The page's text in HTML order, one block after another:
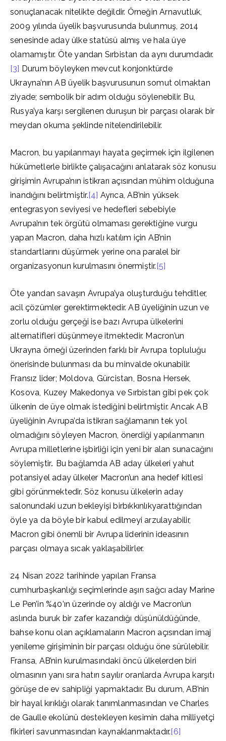
sonuçlanacak nitelikte değildir. Örneğin Arnavutluk,
2009 yılında üyelik başvurusunda bulunmuş, 2014
senesinde aday ülke statüsü almış ve hala üye
olamamıştır. Öte yandan Sırbistan da aynı durumdadır.
[3] Durum böyleyken mevcut konjonktürde
Ukrayna’nın AB üyelik başvurusunun somut olmaktan
ziyade; sembolik bir adım olduğu söylenebilir. Bu,
Rusya’ya karşı sergilenen duruşun bir parçası olarak bir
meydan okuma şeklinde nitelendirilebilir.
Macron, bu yapılanmayı hayata geçirmek için ilgilenen
hükümetlerle birlikte çalışacağını anlatarak söz konusu
girişimin Avrupa’nın istikrarı açısından mühim olduğuna
inandığını belirtmiştir.[4] Ayrıca, AB’nin yüksek
entegrasyon seviyesi ve hedefleri sebebiyle
Avrupa’nın tek örgütü olmaması gerektiğine vurgu
yapan Macron, daha hızlı katılım için AB’nin
standartlarını düşürmek yerine ona paralel bir
organizasyonun kurulmasını önermiştir.[5]
Öte yandan savaşın Avrupa’ya oluşturduğu tehditler,
acil çözümler gerektirmektedir. AB üyeliğinin uzun ve
zorlu olduğu gerçeği ise bazı Avrupa ülkelerini
alternatifleri düşünmeye itmektedir. Macron’un
Ukrayna örneği üzerinden farklı bir Avrupa topluluğu
önerisinde bulunması da bu minvalde okunabilir.
Fransız lider; Moldova, Gürcistan, Bosna Hersek,
Kosova, Kuzey Makedonya ve Sırbistan gibi pek çok
ülkenin de üye olmak istediğini belirtmiştir. Ancak AB
üyeliğinin Avrupa’da istikrarı sağlamanın tek yol
olmadığını söyleyen Macron, önerdiği yapılanmanın
Avrupa milletlerine işbirliği için yeni bir alan sunacağını
söylemiştir. Bu bağlamda AB aday ülkeleri yahut
potansiyel aday ülkeler Macron’un ana hedef kitlesi
gibi görünmektedir. Söz konusu ülkelerin aday
salonundaki uzun bekleyişi birbıkkınlıkyarattığından
öyle ya da böyle bir kabul edilmeyi arzulayabilir,
Macron gibi önemli bir Avrupa liderinin ideasının
parçası olmaya sıcak yaklaşabilirler.
24 Nisan 2022 tarihinde yapılan Fransa
cumhurbaşkanlığı seçimlerinde aşırı sağcı aday Marine
Le Pen’in %40’ın üzerinde oy aldığı ve Macron’un
aslında buruk bir zafer kazandığı düşünüldüğünde,
bahse konu olan açıklamaların Macron açısından imaj
yenileme girişiminin bir parçası olduğu öne sürülebilir.
Fransa, AB’nin kurulmasındaki öncü ülkelerden biri
olmasının yanı sıra hatırı sayılır oranlarda Avrupa karşıtı
görüşe de ev sahipliği yapmaktadır. Bu durum, AB’nin
bir hayal kırıklığı olarak tanımlanmasından ve Charles
de Gaulle ekolünü destekleyen kesimin daha milliyetçi
fikirleri savunmasından kaynaklanmaktadır.[6]